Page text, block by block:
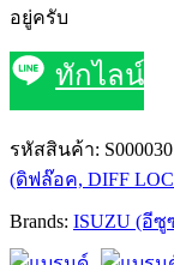
อยู่ครับ
ทักไลน์
รหัสสินค้า: S000030
(ดิฟล๊อค, DIFF
Brands: ISUZU (อีซู